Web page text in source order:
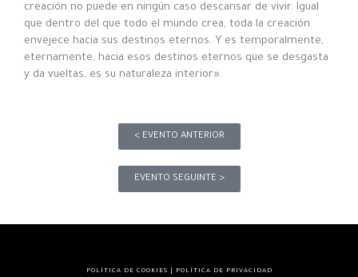
creación no puede en ningún caso descansar de vivir. Igual
que dentro del que todo el mundo crea, toda la creación
envejece hacia sus destinos eternos. Y es temporalmente,
eternamente, hacia esos destinos eternos que se desgasta
y da vueltas, es su naturaleza interior».
< EVENTO ANTERIOR
EVENTO SEGUINTE >
POLÍTICA DE COOKIES
POLÍTICA DE PRIVACIDAD